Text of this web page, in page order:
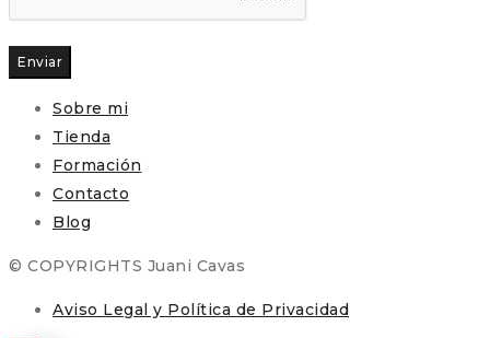
Enviar
Sobre mi
Tienda
Formación
Contacto
Blog
© COPYRIGHTS Juani Cavas
Aviso Legal y Política de Privacidad